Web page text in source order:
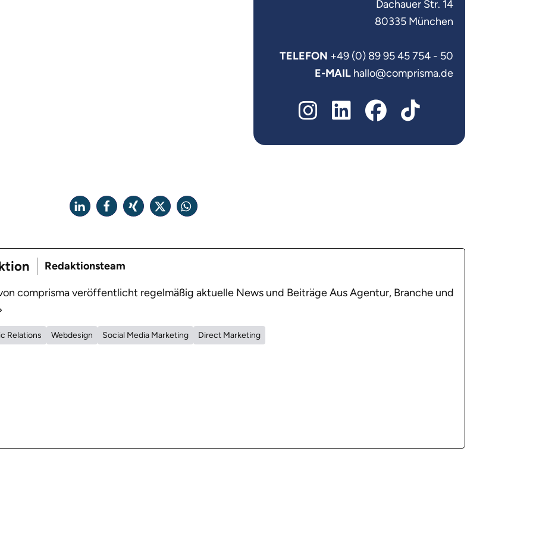
Dachauer Str. 14
80335 München
TELEFON +49 (0) 89 95 45 754 - 50
E-MAIL hallo@comprisma.de
Redaktionsteam
comprisma veröffentlicht regelmäßig aktuelle News und Beiträge Aus Agentur, Branche und
Relations Webdesign Social Media Marketing Direct Marketing